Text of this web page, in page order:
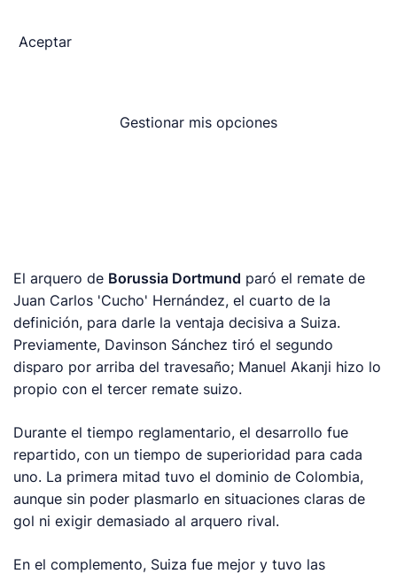
Aceptar
El arquero de Borussia Dortmund paró el remate de
Juan Carlos 'Cucho' Hernández, el cuarto de la
definición, para darle la ventaja decisiva a Suiza.
Previamente, Davinson Sánchez tiró el segundo
disparo por arriba del travesaño; Manuel Akanji hizo lo
propio con el tercer remate suizo.
Durante el tiempo reglamentario, el desarrollo fue
repartido, con un tiempo de superioridad para cada
uno. La primera mitad tuvo el dominio de Colombia,
aunque sin poder plasmarlo en situaciones claras de
gol ni exigir demasiado al arquero rival.
En el complemento, Suiza fue mejor y tuvo las